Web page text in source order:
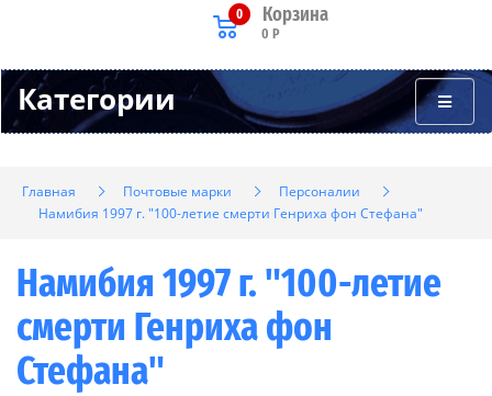
Корзина
0
0 Р
Категории
Главная Почтовые марки
Персоналии
Намибия 1997 г. "100-летие смерти Генриха фон Стефана"
Намибия 1997 г. "100-летие
смерти Генриха фон
Стефана"